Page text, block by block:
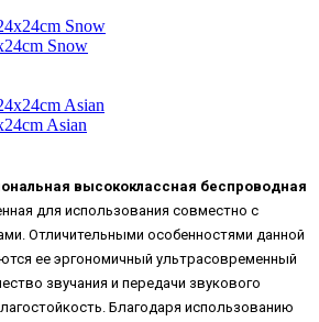
Snow
Asian
высококлассная беспроводная
для использования совместно с
Отличительными особенностями данной
ее эргономичный ультрасовременный
звучания и передачи звукового
Благодаря использованию